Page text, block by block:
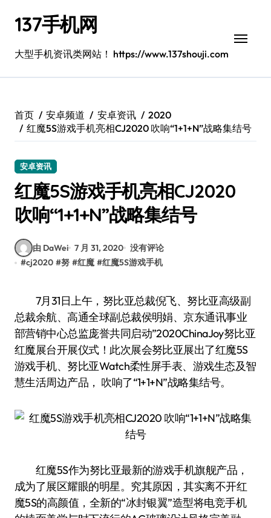
137手机网
大型手机资讯类网站！ https://www.137shouji.com
首页 安卓频道 安卓资讯
2020
红魔5S游戏手机亮相CJ2020 吹响“1+1+N”战略集结号
安卓资讯
红魔5S游戏手机亮相CJ2020
吹响“1+1+N”战略集结号
由 DaWei 7 月 31, 2020 没有评论
#cj2020 #努 #红魔 #红魔5S游戏手机
7月31日上午，努比亚总裁倪飞、努比亚高级副
总裁余航、高通全球副总裁侯明娟、京东通讯事业
部营销中心总监庞誉共同启动”2020ChinaJoy努比亚
红魔展台开展仪式！此次展会努比亚展出了红魔5S
游戏手机、努比亚Watch柔性屏手表、游戏生态及智
慧生活周边产品， 吹响了“1+1+N”战略集结号。
红魔5S作为努比亚最新的游戏手机旗舰产品，
成为了展区耀眼的明星。究其原因，其实离不开红
魔5S的高颜值，全新的“冰封银翼”造型将电竞手机